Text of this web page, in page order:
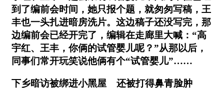
到了编前会时间，她只报个题，就匆匆写稿，王
丰也一头扎进暗房洗片。这边稿子还没写完，那
边编前会已经开完了，编辑在走廊里大喊：“高
宇红、王丰，你俩的试管婴儿呢？”从那以后，
同事们常开玩笑说他俩有个“试管婴儿”……
下乡暗访被绑进小黑屋 还被打得鼻青脸肿